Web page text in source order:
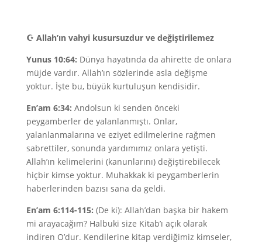
☪ Allah’ın vahyi kusursuzdur ve değiştirilemez
Yunus 10:64: Dünya hayatında da ahirette de onlara
müjde vardır. Allah’ın sözlerinde asla değişme
yoktur. İşte bu, büyük kurtuluşun kendisidir.
En’am 6:34: Andolsun ki senden önceki
peygamberler de yalanlanmıştı. Onlar,
yalanlanmalarına ve eziyet edilmelerine rağmen
sabrettiler, sonunda yardımımız onlara yetişti.
Allah’ın kelimelerini (kanunlarını) değiştirebilecek
hiçbir kimse yoktur. Muhakkak ki peygamberlerin
haberlerinden bazısı sana da geldi.
En’am 6:114-115: (De ki): Allah’dan başka bir hakem
mi arayacağım? Halbuki size Kitab’ı açık olarak
indiren O’dur. Kendilerine kitap verdiğimiz kimseler,